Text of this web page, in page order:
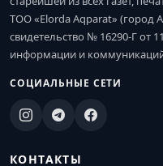
ТОО «Elorda Aqparat» (город
свидетельство № 16290-Г от
информации и
СОЦИАЛЬНЫЕ СЕТИ
КОНТАКТЫ